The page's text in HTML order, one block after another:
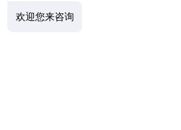
欢迎您来咨询